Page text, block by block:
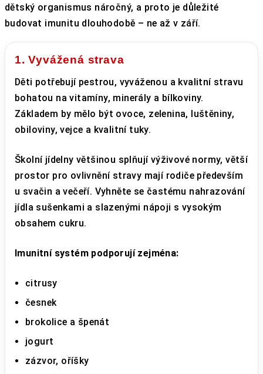
dětský organismus náročný, a proto je důležité
budovat imunitu dlouhodobě – ne až v září.
1. Vyvážená strava
Děti potřebují pestrou, vyváženou a kvalitní stravu
bohatou na vitamíny, minerály a bílkoviny.
Základem by mělo být ovoce, zelenina, luštěniny,
obiloviny, vejce a kvalitní tuky.
Školní jídelny většinou splňují výživové normy, větší
prostor pro ovlivnění stravy mají rodiče především
u svačin a večeří. Vyhněte se častému nahrazování
jídla sušenkami a slazenými nápoji s vysokým
obsahem cukru.
Imunitní systém podporují zejména:
citrusy
česnek
brokolice a špenát
jogurt
zázvor, oříšky